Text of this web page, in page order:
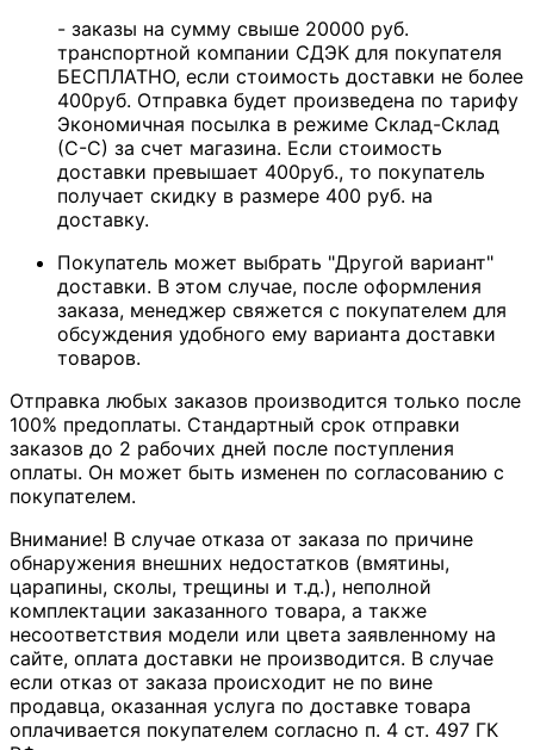
- заказы на сумму свыше 20000 руб.
транспортной компании СДЭК для покупателя
БЕСПЛАТНО, если стоимость доставки не более
400руб. Отправка будет произведена по тарифу
Экономичная посылка в режиме Склад-Склад
(С-С) за счет магазина. Если стоимость
доставки превышает 400руб., то покупатель
получает скидку в размере 400 руб. на
доставку.
Покупатель может выбрать "Другой вариант"
доставки. В этом случае, после оформления
заказа, менеджер свяжется с покупателем для
обсуждения удобного ему варианта доставки
товаров.
Отправка любых заказов производится только после
100% предоплаты. Стандартный срок отправки
заказов до 2 рабочих дней после поступления
оплаты. Он может быть изменен по согласованию с
покупателем.
Внимание! В случае отказа от заказа по причине
обнаружения внешних недостатков (вмятины,
царапины, сколы, трещины и т.д.), неполной
комплектации заказанного товара, а также
несоответствия модели или цвета заявленному на
сайте, оплата доставки не производится. В случае
если отказ от заказа происходит не по вине
продавца, оказанная услуга по доставке товара
оплачивается покупателем согласно п. 4 ст. 497 ГК